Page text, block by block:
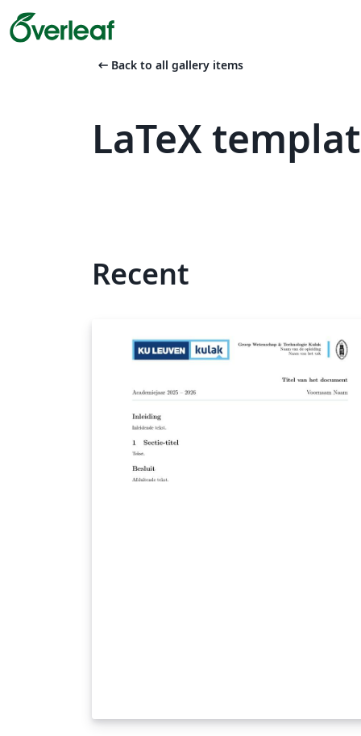
arrow_left_alt Back to all gallery items
LaTeX
Recent